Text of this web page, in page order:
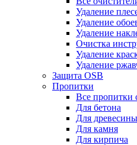
Удаление
Удаление
Удаление
Очистка
Удаление
Удаление
Защита OSB
Пропитки
Все пропитки
Для бетона
Для древесины
Для камня
Для кирпича